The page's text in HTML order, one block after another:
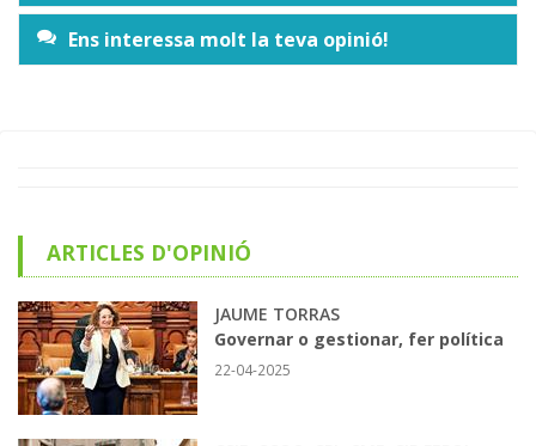
Ens interessa molt la teva opinió!
ARTICLES D'OPINIÓ
JAUME TORRAS
Governar o gestionar, fer política
22-04-2025